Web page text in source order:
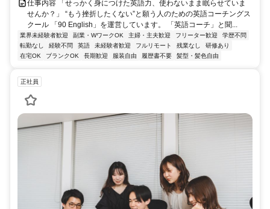
仕事内容 「せっかく身につけた英語力、使わないまま眠らせていま
せんか？」 “もう挫折したくない”と願う人のための英語コーチングス
クール 「90 English」を運営しています。 「英語コーチ」と聞...
業界未経験者歓迎 副業・WワークOK 主婦・主夫歓迎 フリーター歓迎
学歴不問
転勤なし
経験不問 英語 未経験者歓迎 フルリモート 残業なし
研修あり
在宅OK
ブランクOK 長期歓迎 服装自由 履歴書不要 髪型・髪色自由
正社員